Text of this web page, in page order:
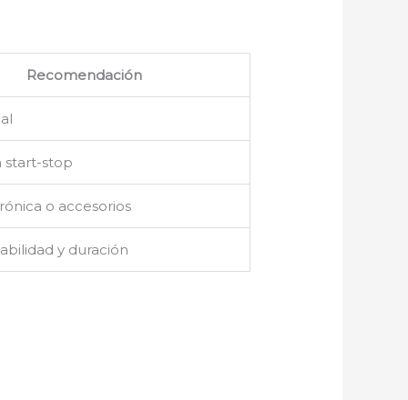
Recomendación
start-stop
o accesorios
y duración